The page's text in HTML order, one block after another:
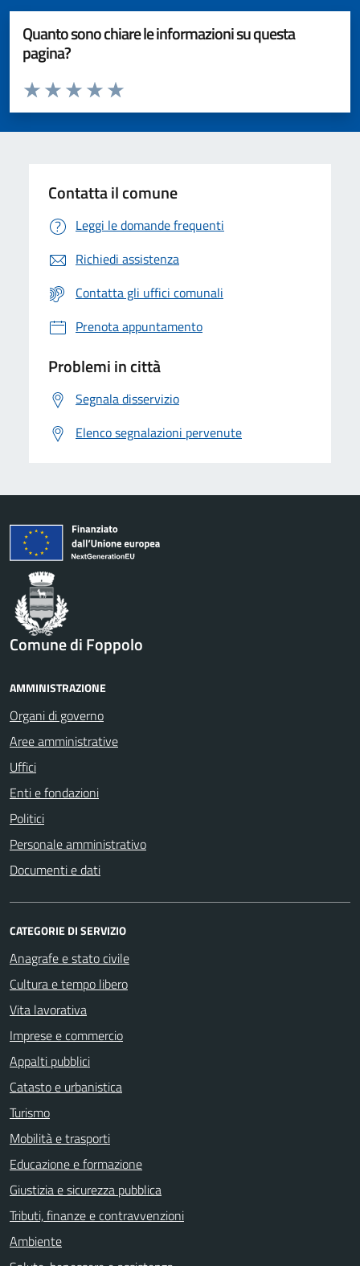
Quanto sono chiare le informazioni su questa
pagina?
Valuta da 1 a 5 stelle la pagina
Valuta 5 stelle su 5
Valuta 4 stelle su 5
Valuta 3 stelle su 5
Valuta 2 stelle su 5
Valuta 1 stelle su 5
Contatta il comune
Leggi le domande frequenti
Richiedi assistenza
Contatta gli uffici comunali
Prenota appuntamento
Problemi in città
Segnala disservizio
Elenco segnalazioni pervenute
Comune di Foppolo
AMMINISTRAZIONE
Organi di governo
Aree amministrative
Uffici
Enti e fondazioni
Politici
Personale amministrativo
Documenti e dati
CATEGORIE DI SERVIZIO
Anagrafe e stato civile
Cultura e tempo libero
Vita lavorativa
Imprese e commercio
Appalti pubblici
Catasto e urbanistica
Turismo
Mobilità e trasporti
Educazione e formazione
Giustizia e sicurezza pubblica
Tributi, finanze e contravvenzioni
Ambiente